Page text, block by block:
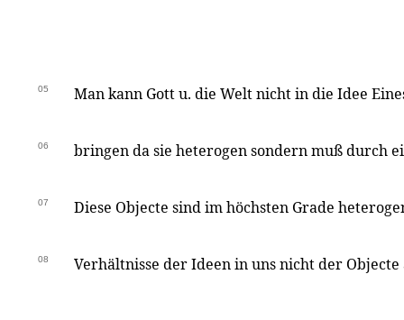
05 Man kann Gott u. die Welt nicht in die Idee
06 bringen da sie heterogen sondern muß durch
07 Diese Objecte sind im höchsten Grade
08 Verhältnisse der Ideen in uns nicht der Objecte